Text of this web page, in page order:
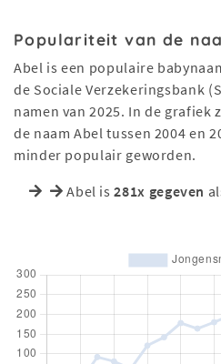
Populariteit van de
Abel is een populaire
de Sociale Verzekeringsbank
namen van 2025. In de grafiek
de naam Abel tussen 2004 en
minder populair geworden.
Abel is281x gegeven